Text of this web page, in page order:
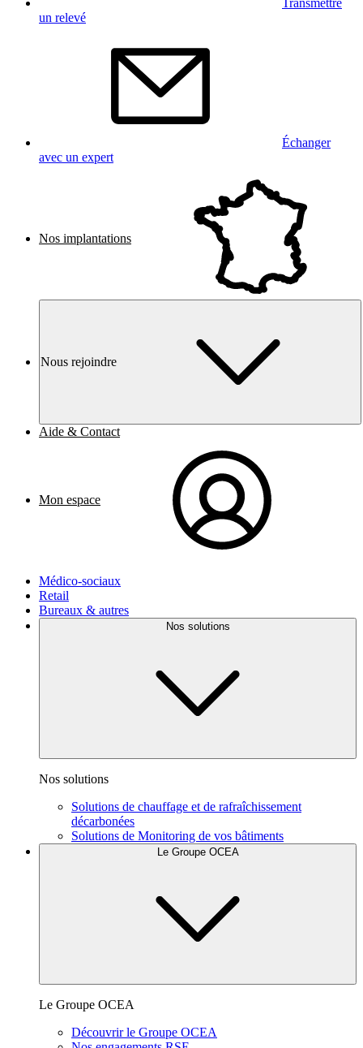
Transmettre
un relevé
Échanger
avec un expert
Nos implantations
Nous rejoindre
Aide & Contact
Mon espace
Médico-sociaux
Retail
Bureaux & autres
Nos solutions
Nos solutions
Solutions de chauffage et de rafraîchissement
décarbonées
Solutions de Monitoring de vos bâtiments
Le Groupe OCEA
Le Groupe OCEA
Découvrir le Groupe OCEA